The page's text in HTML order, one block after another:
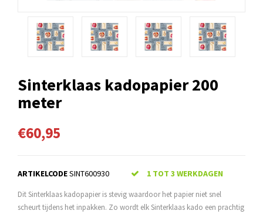
Sinterklaas kadopapier 200
meter
€60,95
ARTIKELCODESINT600930 1 TOT 3 WERKDAGEN
Dit Sinterklaas kadopapier is stevig waardoor het papier niet snel
scheurt tijdens het inpakken. Zo wordt elk Sinterklaas kado een prachtig